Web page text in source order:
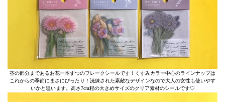
茎の部分まであるお花一本ずつのフレークシールです！くすみカラー中心のラインナップは
これからの季節にまさにぴったり！洗練された素敵なデザインなので大人の女性も使いやす
いかと思います。高さ7cm程の大きめサイズのクリア素材のシールです♡